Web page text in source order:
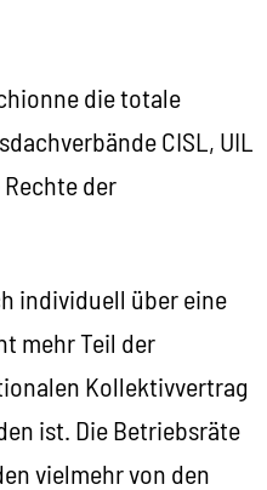
die totale
CISL, UIL
der
individuell über eine
mehr Teil der
Kollektivvertrag
ist. Die Betriebsräte
vielmehr von den